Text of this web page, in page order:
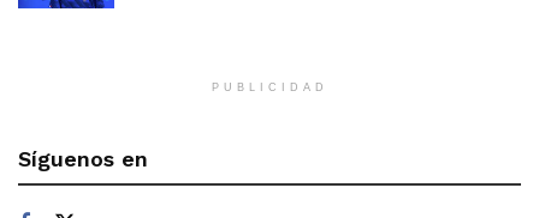
PUBLICIDAD
Síguenos en